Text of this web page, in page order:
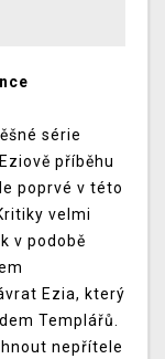
série
příběhu
poprvé v této
velmi
v podobě
Ezia, který
Templářů.
nepřítele